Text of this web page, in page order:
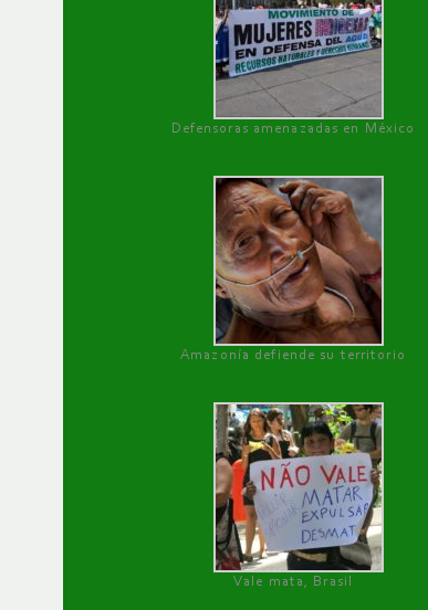
Defensoras amenazadas en México
Amazonía defiende su territorio
Vale mata, Brasil